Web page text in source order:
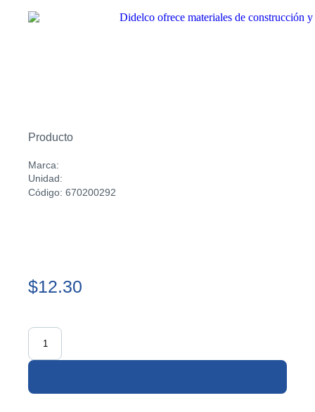
Producto
Marca:
Unidad:
Código: 670200292
$12.30